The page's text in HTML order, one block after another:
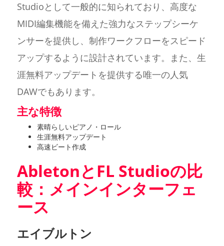
Studioとして一般的に知られており、高度な
MIDI編集機能を備えた強力なステップシーケ
ンサーを提供し、制作ワークフローをスピード
アップするように設計されています。また、生
涯無料アップデートを提供する唯一の人気
DAWでもあります。
主な特徴
素晴らしいピアノ・ロール
生涯無料アップデート
高速ビート作成
AbletonとFL Studioの比
較：メインインターフェ
ース
エイブルトン